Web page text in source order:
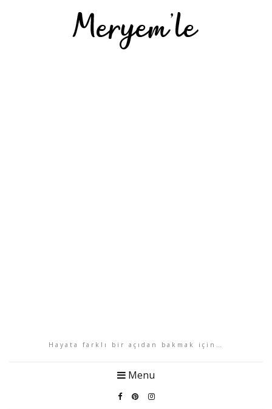
Hayata farklı bir açıdan bakmak için…
Menu